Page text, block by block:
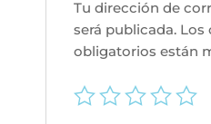
Tu dirección de
será publicada. Los
obligatorios están